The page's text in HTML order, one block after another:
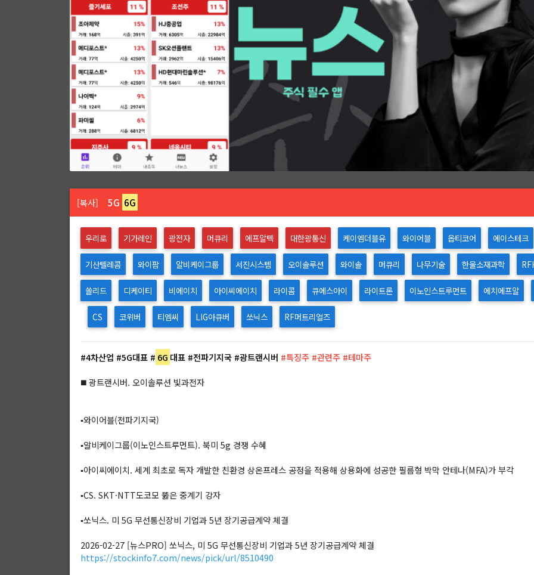
[복사] 5G 6G
우리로 기가레인 광전자 머큐리 에프알텍 대한광통신 케이엠더블유 와이어블 옵티코어 에이스테크
기산텔레콤 와이팜 알비케이그룹 서진시스템 오이솔루션 와이솔 머큐리 나무기술 한울소재과학
쏠리드 디케이티 비에이치 아이씨에이치 라이콤 큐에스아이 라이트론 이노인스트루먼트 에치에프알
CS 코위버 티엠씨 LIG아큐버 쏘닉스 RF머트리얼즈
#4차산업 #5G대표 # 6G 대표 #전파기지국 #광트랜시버 #특징주 #관련주 #테마주
◼️ 광트랜시버. 오이솔루션 빛과전자
▪️와이어블(전파기지국)
▪️알비케이그룹(이노인스트루먼트). 북미 5g 경쟁 수혜
▪️아이씨에이치. 세계 최초로 독자 개발한 친환경 상온프레스 공정을 적용해 상용화에 성공한 필름형 박막 안테나(MFA)가 부각
▪️CS. SKT·NTT도코모 뚫은 중계기 강자
▪️쏘닉스. 미 5G 무선통신장비 기업과 5년 장기공급계약 체결
2026-02-27 [뉴스PRO] 쏘닉스, 미 5G 무선통신장비 기업과 5년 장기공급계약 체결
https://stockinfo7.com/news/pick/url/8510490